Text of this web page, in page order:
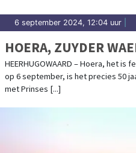
6 september 2024, 12:04 uur
HOERA, ZUYDER
HEERHUGOWAARD – Hoera, het is
op 6 september, is het precies 50
met Prinses [...]